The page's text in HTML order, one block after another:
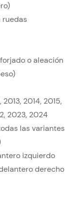
ruedas
o aleación
2014, 2015,
2023, 2024
las variantes
izquierdo
derecho